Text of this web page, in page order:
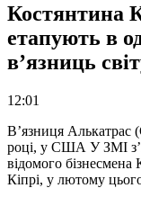
Костянтина
етапують в
в’язниць
12:01
В’язниця Алькатрас
році, у США У ЗМІ
відомого
Кіпрі, у лютому